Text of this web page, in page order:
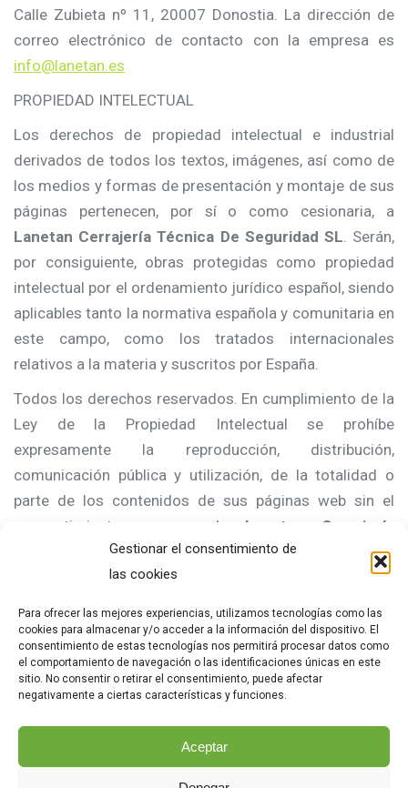
Gestionar el consentimiento de
las cookies
Para ofrecer las mejores experiencias, utilizamos tecnologías como las
cookies para almacenar y/o acceder a la información del dispositivo. El
consentimiento de estas tecnologías nos permitirá procesar datos como
el comportamiento de navegación o las identificaciones únicas en este
sitio. No consentir o retirar el consentimiento, puede afectar
negativamente a ciertas características y funciones.
Aceptar
Calle Zubieta nº 11, 20007 Donostia. La dirección de
correo electrónico de contacto con la empresa es
info@lanetan.es
PROPIEDAD INTELECTUAL
Los derechos de propiedad intelectual e industrial
derivados de todos los textos, imágenes, así como de
los medios y formas de presentación y montaje de sus
páginas pertenecen, por sí o como cesionaria, a
Lanetan Cerrajería Técnica De Seguridad SL . Serán,
por consiguiente, obras protegidas como propiedad
intelectual por el ordenamiento jurídico español, siendo
aplicables tanto la normativa española y comunitaria en
este campo, como los tratados internacionales
relativos a la materia y suscritos por España.
Todos los derechos reservados. En cumplimiento de la
Ley de la Propiedad Intelectual se prohíbe
expresamente la reproducción, distribución,
comunicación pública y utilización, de la totalidad o
parte de los contenidos de sus páginas web sin el
consentimiento expreso de Lanetan Cerrajería
Técnica De Seguridad SL.
JURISDICCIÓN
Lanetan Cerrajería Técnica De Seguridad SLse
reserva asimismo la facultad de presentar las acciones
civiles o penales que considere oportunas por la
utilización indebida de sus páginas web y contenidos o
por el incumplimiento de las presentes condiciones.